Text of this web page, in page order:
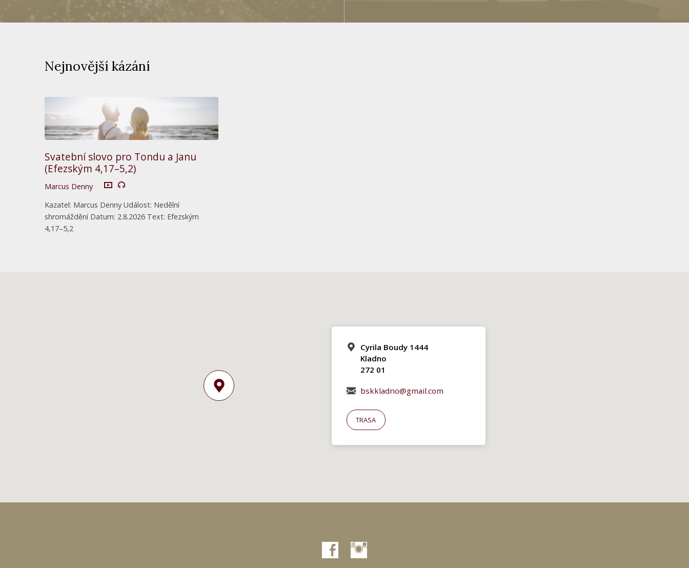
Nejnovější kázání
Svatební slovo pro Tondu a Janu
(Efezským 4,17–5,2)
Marcus Denny
Kazatel: Marcus Denny Událost: Nedělní
shromáždění Datum: 2.8.2026 Text: Efezským
4,17–5,2
Cyrila Boudy 1444
Kladno
272 01
bskkladno@gmail.com
TRASA